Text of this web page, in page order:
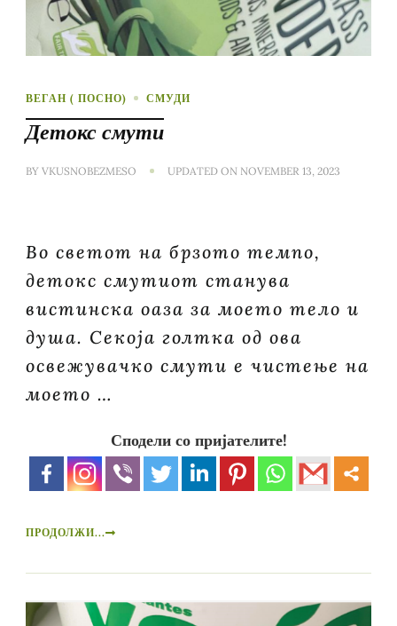
ВЕГАН ( ПОСНО) СМУДИ
Детокс смути
BY VKUSNOBEZMESO UPDATED ON NOVEMBER 13, 2023
Во светот на брзото темпо,
детокс смутиот станува
вистинска оаза за моето тело и
душа. Секоја голтка од ова
освежувачко смути е чистење на
моето …
Сподели со пријателите!
ПРОДОЛЖИ...